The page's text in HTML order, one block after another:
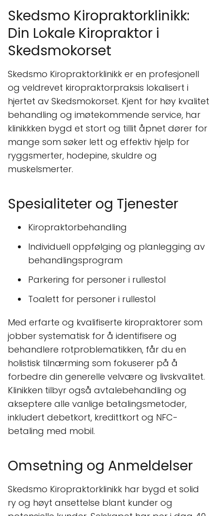
Skedsmo Kiropraktorklinikk:
Din Lokale Kiropraktor i
Skedsmokorset
Skedsmo Kiropraktorklinikk er en profesjonell
og veldrevet kiropraktorpraksis lokalisert i
hjertet av Skedsmokorset. Kjent for høy kvalitet
behandling og imøtekommende service, har
klinikkken bygd et stort og tillit åpnet dører for
mange som søker lett og effektiv hjelp for
ryggsmerter, hodepine, skuldre og
muskelsmerter.
Spesialiteter og Tjenester
Kiropraktorbehandling
Individuell oppfølging og planlegging av
behandlingsprogram
Parkering for personer i rullestol
Toalett for personer i rullestol
Med erfarte og kvalifiserte kiropraktorer som
jobber systematisk for å identifisere og
behandlere rotproblematikken, får du en
holistisk tilnærming som fokuserer på å
forbedre din generelle velvære og livskvalitet.
Klinikken tilbyr også avtalebehandling og
akseptere alle vanlige betalingsmetoder,
inkludert debetkort, kredittkort og NFC-
betaling med mobil.
Omsetning og Anmeldelser
Skedsmo Kiropraktorklinikk har bygd et solid
ry og høyt ansettelse blant kunder og